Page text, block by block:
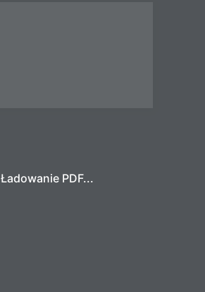
Ładowanie PDF...